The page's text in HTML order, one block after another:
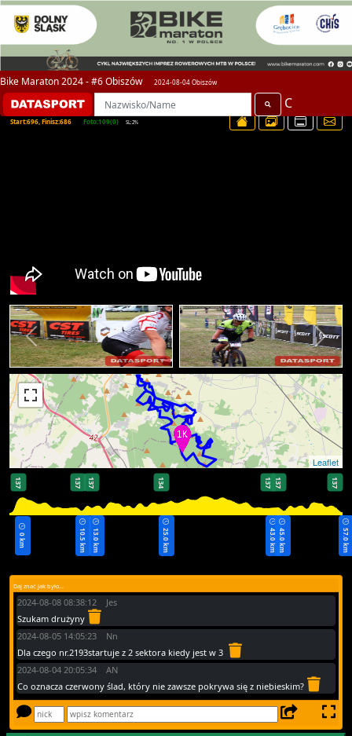
Bike Maraton 2024 - #6 Obiszów 2024-08-04 Obiszów
C
Start:696, Finisz:686 Foto:109(0) SL:2%
Leaflet
0 km
137 137
10.5 km
137
13.0 km
134
25.0 km
137
43.0 km
137
45.0 km
137
57.0 km
Daj znać jak było...
2024-08-08 08:38:12 Jes
Szukam drużyny
2024-08-05 14:05:23 Nn
Dla czego nr.2193startuje z 2 sektora kiedy jest w 3
2024-08-04 20:05:34 AN
Co oznacza czerwony ślad, który nie zawsze pokrywa się z niebieskim?